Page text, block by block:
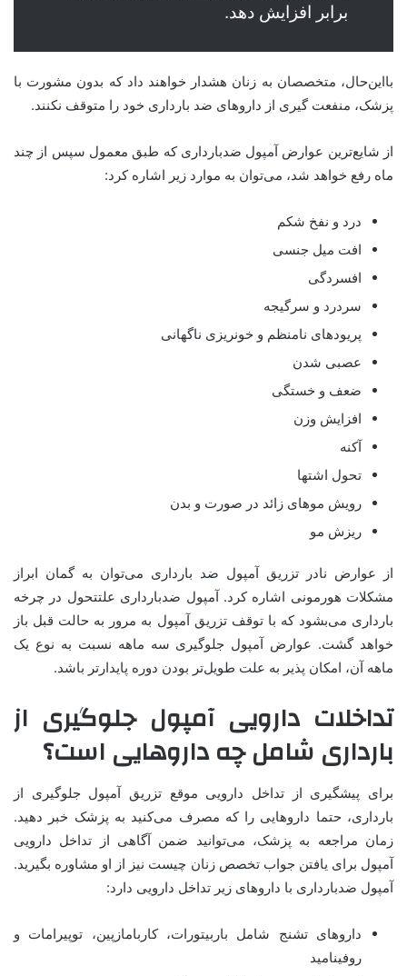
برابر افزایش دهد.
با‌این‌حال، متخصصان به زنان هشدار خواهند داد که بدون مشورت با
پزشک، منفعت گیری از داروهای ضد بارداری خود را متوقف نکنند.
از شایع‌ترین عوارض آمپول ضدبارداری که طبق معمول سپس از چند
ماه رفع خواهد شد، می‌توان به موارد زیر اشاره کرد:
درد و نفخ شکم
افت میل جنسی
افسردگی
سردرد و سرگیجه
پریودهای نامنظم و خونریزی ناگهانی
عصبی شدن
ضعف و خستگی
افزایش وزن
آکنه
تحول اشتها
رویش موهای زائد در صورت و بدن
ریزش مو
از عوارض نادر تزریق آمپول ضد بارداری می‌توان به گمان ابراز
مشکلات هورمونی اشاره کرد. آمپول ضدبارداری علتتحول در چرخه
بارداری می‌بشود که با توقف تزریق آمپول به مرور به حالت قبل باز
خواهد گشت. عوارض آمپول جلوگیری سه ماهه نسبت به نوع یک
ماهه آن، امکان پذیر به علت طویل‌تر بودن دوره پایدارتر باشد.
تداخلات دارویی آمپول جلوگیری از
بارداری شامل چه داروهایی است؟
برای پیشگیری از تداخل دارویی موقع تزریق آمپول جلوگیری از
بارداری، حتما داروهایی را که مصرف می‌کنید به پزشک خبر دهید.
زمان مراجعه به پزشک، می‌توانید ضمن آگاهی از تداخل دارویی
آمپول برای یافتن جواب تخصص زنان چیست نیز از او مشاوره بگیرید.
آمپول ضدبارداری با داروهای زیر تداخل دارویی دارد:
داروهای تشنج شامل باربیتورات، کاربامازپین، توپیرامات و
روفینامید